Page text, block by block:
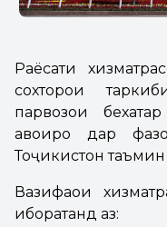
Раёсати
сохторҳои
парвозҳои
ҳавоиро дар
Тоҷикистон
Вазифаҳои
иборатанд аз: